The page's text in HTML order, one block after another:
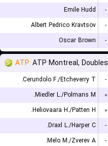
Emile Hudd
-
Albert Pedrico Kravtsov
-
Oscar Brown
-
ATP ATP Montreal, Doubles
Cerundolo F./Etcheverry T. -
Miedler L./Polmans M.
۰
Heliovaara H./Patten H.
۰
Draxl L./Harper C.
-
Melo M./Zverev A.
-